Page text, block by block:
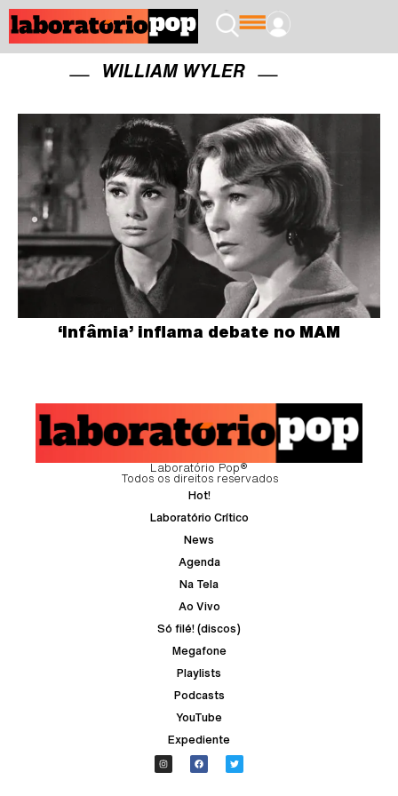
WILLIAM WYLER
‘Infâmia’ inflama debate no MAM
Laboratório Pop®
Todos os direitos reservados
Hot!
Laboratório Crítico
News
Agenda
Na Tela
Ao Vivo
Só filé! (discos)
Megafone
Playlists
Podcasts
YouTube
Expediente